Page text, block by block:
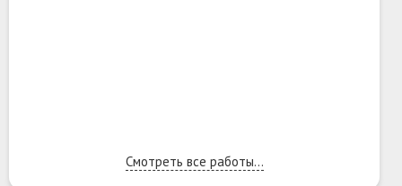
Смотреть все работы...